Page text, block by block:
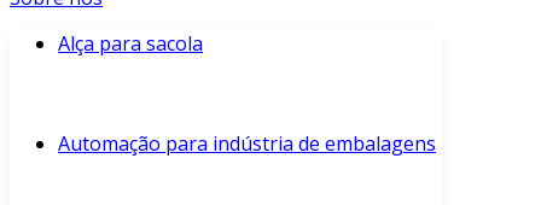
Alça para sacola
Automação para indústria de embalagens